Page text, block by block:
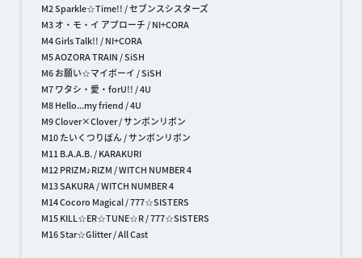
M2 Sparkle☆Time!! / セブンスシスターズ
M3 オ・モ・イ アプローチ / NI+CORA
M4 Girls Talk!! / NI+CORA
M5 AOZORA TRAIN / SiSH
M6 お願い☆マイボーイ / SiSH
M7 ワタシ・愛・forU!! / 4U
M8 Hello...my friend / 4U
M9 Clover×Clover / サンボンリボン
M10 たいくつりぼん / サンボンリボン
M11 B.A.A.B. / KARAKURI
M12 PRIZM♪RIZM / WITCH NUMBER 4
M13 SAKURA / WITCH NUMBER 4
M14 Cocoro Magical / 777☆SISTERS
M15 KILL☆ER☆TUNE☆R / 777☆SISTERS
M16 Star☆Glitter / All Cast